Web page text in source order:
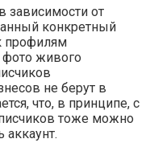
зависимости от
конкретный
профилям
живого
не берут в
что, в принципе, с
тоже можно
аккаунт.